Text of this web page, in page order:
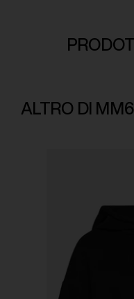
ALTRO DI